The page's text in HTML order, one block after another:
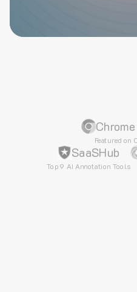
Featured on
SaaSHub
Top 9 AI Annotation Tools